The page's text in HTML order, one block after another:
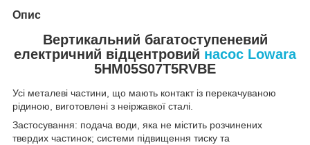
Опис
Вертикальний багатоступеневий
електричний відцентровий насос Lowara
5HM05S07T5RVBE
Усі металеві частини, що мають контакт із перекачуваною
рідиною, виготовлені з неіржавкої сталі.
Застосування: подача води, яка не містить розчинених
твердих частинок; системи підвищення тиску та